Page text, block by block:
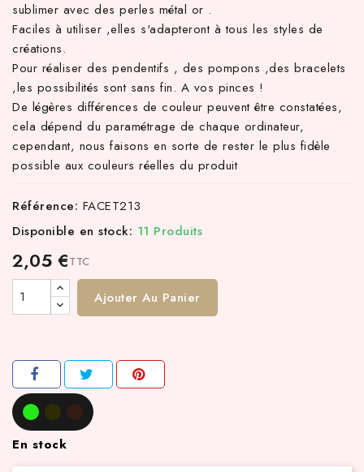
sublimer avec des perles métal or .
Faciles à utiliser ,elles s'adapteront à tous les styles de
créations.
Pour réaliser des pendentifs , des pompons ,des bracelets
,les possibilités sont sans fin. A vos pinces !
De légères différences de couleur peuvent être constatées,
cela dépend du paramétrage de chaque ordinateur,
cependant, nous faisons en sorte de rester le plus fidèle
possible aux couleurs réelles du produit
Référence: FACET213
Disponible en stock: 11 Produits
2,05 €TTC
Ajouter Au Panier
En stock